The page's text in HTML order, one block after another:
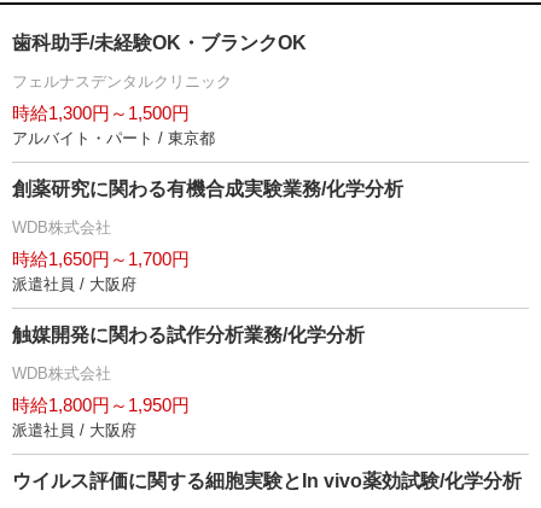
歯科助手/未経験OK・ブランクOK
フェルナスデンタルクリニック
時給1,300円～1,500円
アルバイト・パート / 東京都
創薬研究に関わる有機合成実験業務/化学分析
WDB株式会社
時給1,650円～1,700円
派遣社員 / 大阪府
触媒開発に関わる試作分析業務/化学分析
WDB株式会社
時給1,800円～1,950円
派遣社員 / 大阪府
ウイルス評価に関する細胞実験とIn vivo薬効試験/化学分析